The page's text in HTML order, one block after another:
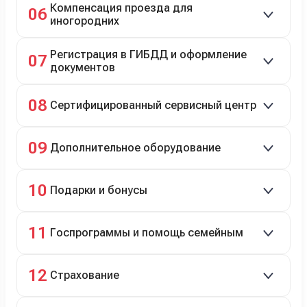
06 Компенсация проезда для
иногородних
07 Регистрация в ГИБДД и оформление
документов
08 Сертифицированный сервисный центр
технический ремонт.
09 Дополнительное оборудование
10 Подарки и бонусы
программе лояльности.
11 Госпрограммы и помощь семейным
12 Страхование